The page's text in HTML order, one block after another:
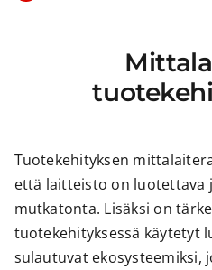
Tuotekehityksen
että laitteisto on luotettava
mutkatonta. Lisäksi on
tuotekehityksessä käytetyt
sulautuvat ekosysteemiksi,